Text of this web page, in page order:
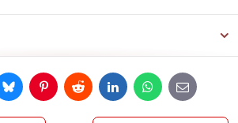
BlueskyPinterestReddit LinkedInWhatsApp
E-
mail